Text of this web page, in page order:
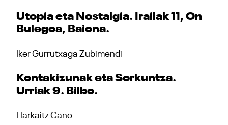
Utopia eta Nostalgia. Irailak 11, On
Bulegoa, Baiona.
Iker Gurrutxaga Zubimendi
Kontakizunak eta Sorkuntza.
Urriak 9. Bilbo.
Harkaitz Cano